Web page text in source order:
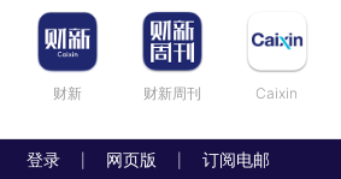
财新 财新周刊 Caixin
登录 网页版 订阅电邮